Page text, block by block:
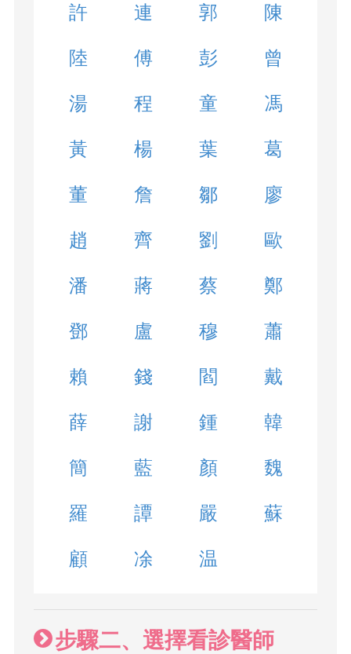
許 連 郭 陳
陸 傅 彭 曾
湯 程 童 馮
黃 楊 葉 葛
董 詹 鄒 廖
趙 齊 劉 歐
潘 蔣 蔡 鄭
鄧 盧 穆 蕭
賴 錢 閻 戴
薛 謝 鍾 韓
簡 藍 顏 魏
羅 譚 嚴 蘇
顧 凃 温
步驟二、選擇看診醫師